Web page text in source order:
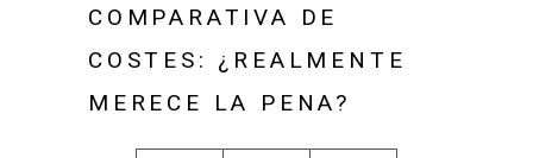
COMPARATIVA DE
COSTES: ¿REALMENTE
MERECE LA PENA?